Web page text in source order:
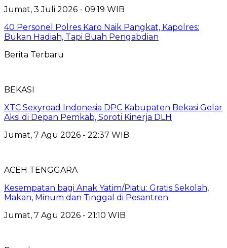
Jumat, 3 Juli 2026 - 09:19 WIB
40 Personel Polres Karo Naik Pangkat, Kapolres:
Bukan Hadiah, Tapi Buah Pengabdian
Berita Terbaru
BEKASI
XTC Sexyroad Indonesia DPC Kabupaten Bekasi Gelar
Aksi di Depan Pemkab, Soroti Kinerja DLH
Jumat, 7 Agu 2026 - 22:37 WIB
ACEH TENGGARA
Kesempatan bagi Anak Yatim/Piatu: Gratis Sekolah,
Makan, Minum dan Tinggal di Pesantren
Jumat, 7 Agu 2026 - 21:10 WIB